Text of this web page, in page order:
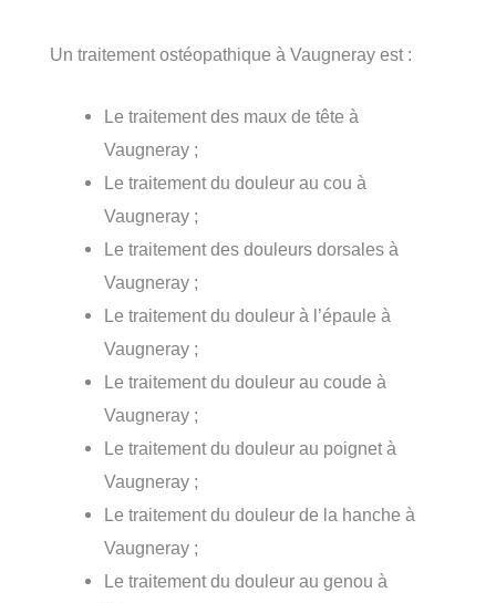
Un traitement ostéopathique à Vaugneray est :
Le traitement des maux de tête à
Vaugneray ;
Le traitement du douleur au cou à
Vaugneray ;
Le traitement des douleurs dorsales à
Vaugneray ;
Le traitement du douleur à l’épaule à
Vaugneray ;
Le traitement du douleur au coude à
Vaugneray ;
Le traitement du douleur au poignet à
Vaugneray ;
Le traitement du douleur de la hanche à
Vaugneray ;
Le traitement du douleur au genou à